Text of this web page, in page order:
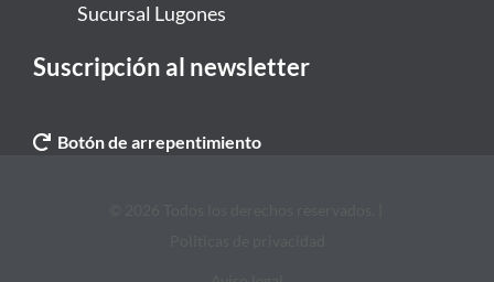
Sucursal Lugones
Suscripción al newsletter
Botón de arrepentimiento